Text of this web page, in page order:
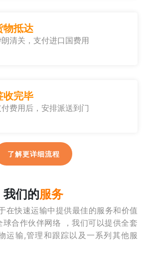
物抵达
清关，支付进口国费用
收完毕
费用后，安排派送到门
了解更详细流程
我们的服务
在快速运输中提供最佳的服务和价值
合作伙伴网络 ，我们可以提供全套
运输,管理和跟踪以及一系列其他服